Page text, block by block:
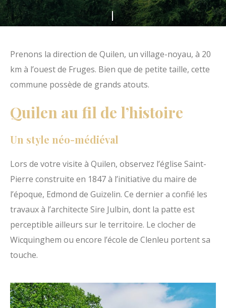
m
d
u
H
u
P
a
y
s
d
O
p
l
e
F
i
e
d
f
l
e
r
Prenons la direction de Quilen, un village-noyau, à 20
km à l’ouest de Fruges. Bien que de petite taille, cette
commune possède de grands atouts.
Quilen au fil de l’histoire
Un style néo-médiéval
Lors de votre visite à Quilen, observez l’église Saint-
Pierre construite en 1847 à l’initiative du maire de
l’époque, Edmond de Guizelin. Ce dernier a confié les
travaux à l’architecte Sire Julbin, dont la patte est
perceptible ailleurs sur le territoire. Le clocher de
Wicquinghem ou encore l’école de Clenleu portent sa
touche.